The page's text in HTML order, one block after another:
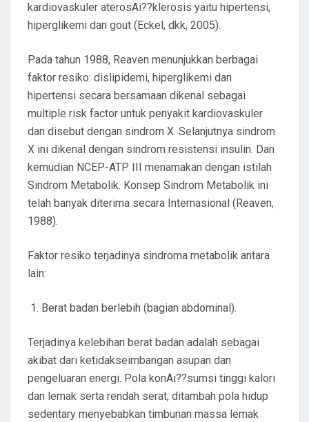
kardiovaskuler aterosAi??klerosis yaitu hipertensi,
hiperglikemi dan gout (Eckel, dkk, 2005).
Pada tahun 1988, Reaven menunjukkan berbagai
faktor resiko: dislipidemi, hiperglikemi dan
hipertensi secara bersamaan dikenal sebagai
multiple risk factor untuk penyakit kardiovaskuler
dan disebut dengan sindrom X. Selanjutnya sindrom
X ini dikenal dengan sindrom resistensi insulin. Dan
kemudian NCEP-ATP III menamakan dengan istilah
Sindrom Metabolik. Konsep Sindrom Metabolik ini
telah banyak diterima secara Internasional (Reaven,
1988).
Faktor resiko terjadinya sindroma metabolik antara
lain:
Berat badan berlebih (bagian abdominal).
Terjadinya kelebihan berat badan adalah sebagai
akibat dari ketidakseimbangan asupan dan
pengeluaran energi. Pola konAi??sumsi tinggi kalori
dan lemak serta rendah serat, ditambah pola hidup
sedentary menyebabkan timbunan massa lemak